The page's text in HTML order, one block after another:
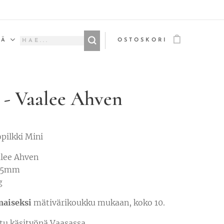
OSTOSKORI
Vaalee Ahven
Mini
Ahven
mätivärikoukku mukaan, koko 10.